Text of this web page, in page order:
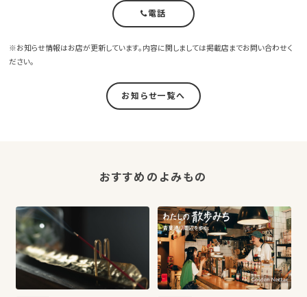
電話
※お知らせ情報はお店が更新しています。内容に関しましては掲載店までお問い合わせく
ださい。
お知らせ一覧へ
おすすめのよみもの